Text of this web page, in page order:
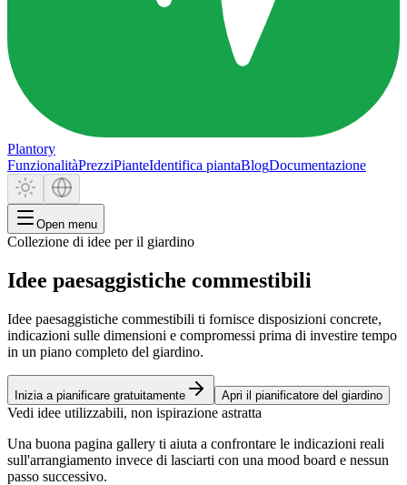
Plantory
FunzionalitàPrezziPianteIdentifica piantaBlogDocumentazione
Open menu
Collezione di idee per il giardino
Idee paesaggistiche commestibili
Idee paesaggistiche commestibili ti fornisce disposizioni concrete,
indicazioni sulle dimensioni e compromessi prima di investire tempo
in un piano completo del giardino.
Inizia a pianificare gratuitamente Apri il pianificatore del giardino
Vedi idee utilizzabili, non ispirazione astratta
Una buona pagina gallery ti aiuta a confrontare le indicazioni reali
sull'arrangiamento invece di lasciarti con una mood board e nessun
passo successivo.